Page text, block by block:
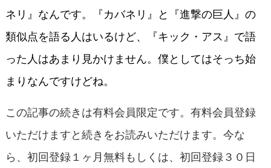
ネリ』なんです。
『カバネリ』と『進撃の巨人』の
類似点を語る人はいるけど、『キック・アス』で語
った人はあまり見かけません。僕としてはそっち始
まりなんですけどね。
この記事の続きは有料会員限定です。有料会員登録
いただけますと続きをお読みいただけます。今な
ら、初回登録１ヶ月無料もしくは、初回登録３０日